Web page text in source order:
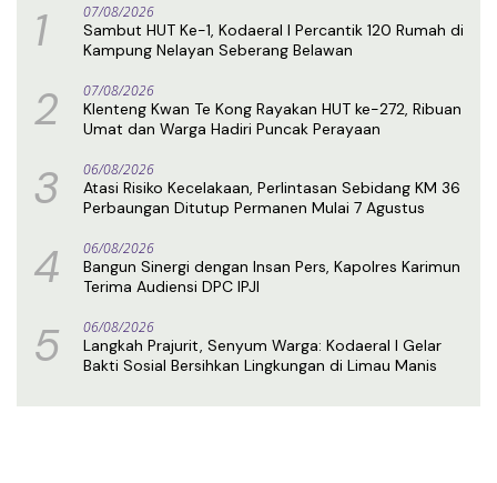
1 07/08/2026
Sambut HUT Ke-1, Kodaeral I Percantik 120 Rumah di
Kampung Nelayan Seberang Belawan
2 07/08/2026
Klenteng Kwan Te Kong Rayakan HUT ke-272, Ribuan
Umat dan Warga Hadiri Puncak Perayaan
3 06/08/2026
Atasi Risiko Kecelakaan, Perlintasan Sebidang KM 36
Perbaungan Ditutup Permanen Mulai 7 Agustus
4 06/08/2026
Bangun Sinergi dengan Insan Pers, Kapolres Karimun
Terima Audiensi DPC IPJI
5 06/08/2026
Langkah Prajurit, Senyum Warga: Kodaeral I Gelar
Bakti Sosial Bersihkan Lingkungan di Limau Manis